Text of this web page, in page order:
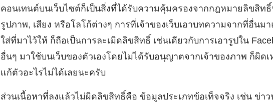
คอนเทนต์บนเว็บไซต์ก็เป็นสิ่งที่ได้รับความคุ้มครองจากกฎหมายลิขสิท
รูปภาพ, เสียง หรือโลโก้ต่างๆ การที่เจ้าของเว็บเอาบทความจากที่อื่นม
ใส่ที่มาไว้ให้ ก็ถือเป็นการละเมิดลิขสิทธิ์ เช่นเดียวกับการเอารูปใน
อื่นๆ มาใช้บนเว็บของตัวเองโดยไม่ได้รับอนุญาตจากเจ้าของภาพ ก็ผิ
แก้ตัวอะไรไม่ได้เลยนะครับ
ส่วนเนื้อหาที่ลงแล้วไม่ผิดลิขสิทธิ์คือ ข้อมูลประเภทข้อเท็จจริง เช่น ข่า